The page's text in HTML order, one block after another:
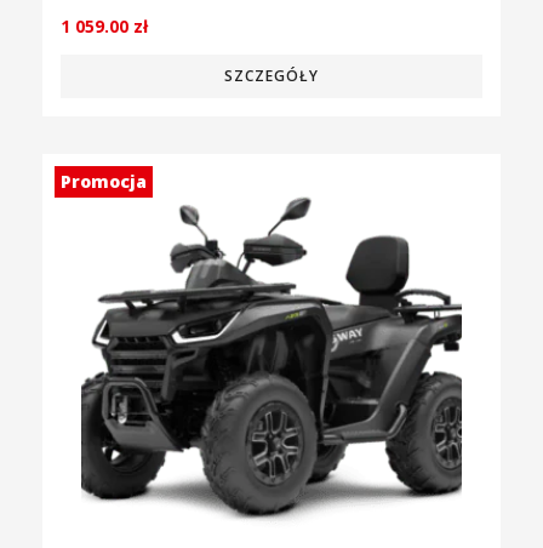
1 059.00 zł
SZCZEGÓŁY
Promocja